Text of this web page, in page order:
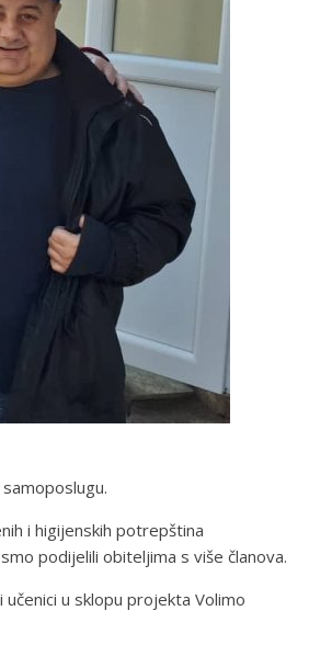
i higijenskih potrepština
podijelili obiteljima s više članova.
u sklopu projekta Volimo